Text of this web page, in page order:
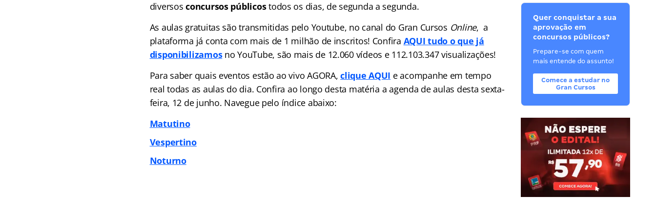
diversosconcursos públicostodos os dias, de segunda a segunda.
As aulas gratuitas são transmitidas pelo Youtube, no canal do Gran Cursos Online, a
plataforma já conta com mais de 1 milhão de inscritos! Confira AQUI tudo o que já
disponibilizamosno YouTube, são mais de 12.060 vídeos e 112.103.347 visualizações!
Para saber quais eventos estão ao vivo AGORA,clique AQUI e acompanhe em tempo
real todas as aulas do dia. Confira ao longo desta matéria a agenda de aulas desta sexta-
feira, 12 de junho. Navegue pelo índice abaixo:
Matutino
Vespertino
Noturno
Quer conquistar a sua
aprovação em
concursos públicos?
Prepare-se com quem
mais entende do assunto!
Comece a estudar no
Gran Cursos